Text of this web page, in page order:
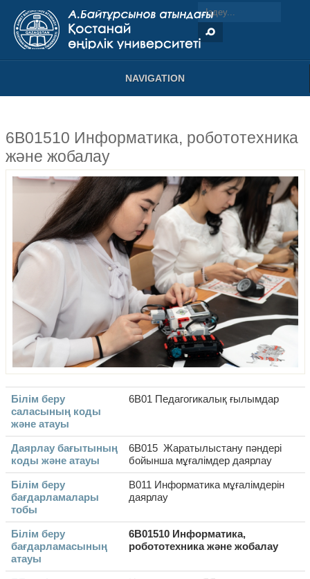
NAVIGATION
6B01510 Информатика, робототехника
және жобалау
Білім беру
саласының коды
және атауы
6B01 Педагогикалық ғылымдар
Даярлау бағытының
коды және атауы
6В015 Жаратылыстану пәндері
бойынша мұғалімдер даярлау
Білім беру
бағдарламалары
тобы
В011 Информатика мұғалімдерін
даярлау
Білім беру
бағдарламасының
атауы
6В01510 Информатика,
робототехника және жобалау